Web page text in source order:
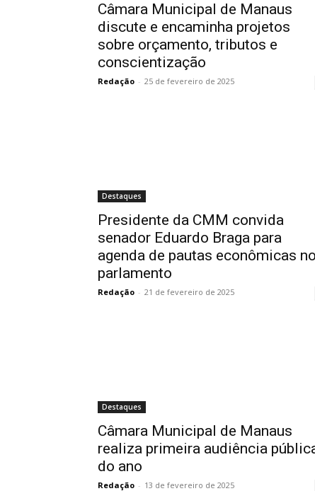
Câmara Municipal de Manaus
discute e encaminha projetos
sobre orçamento, tributos e
conscientização
Redação - 25 de fevereiro de 2025
Destaques
Presidente da CMM convida
senador Eduardo Braga para
agenda de pautas econômicas no
parlamento
Redação - 21 de fevereiro de 2025
Destaques
Câmara Municipal de Manaus
realiza primeira audiência
do ano
Redação - 13 de fevereiro de 2025